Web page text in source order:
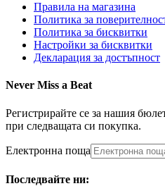
Правила на магазина
Политика за
Политика за бисквитки
Настройки за бисквитки
Декларация за достъпност
Never Miss a Beat
Регистрирайте се за нашия
при следващата си покупка.
Електронна поща
Последвайте ни: